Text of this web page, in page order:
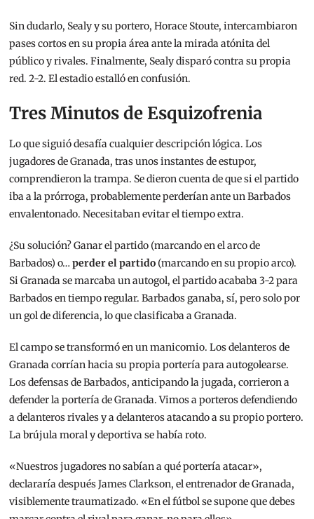
Sin dudarlo, Sealy y su portero, Horace Stoute, intercambiaron
pases cortos en su propia área ante la mirada atónita del
público y rivales. Finalmente, Sealy disparó contra su propia
red. 2-2. El estadio estalló en confusión.
Tres Minutos de Esquizofrenia
Lo que siguió desafía cualquier descripción lógica. Los
jugadores de Granada, tras unos instantes de estupor,
comprendieron la trampa. Se dieron cuenta de que si el partido
iba a la prórroga, probablemente perderían ante un Barbados
envalentonado. Necesitaban evitar el tiempo extra.
¿Su solución? Ganar el partido (marcando en el arco de
Barbados) o…perder el partido (marcando en su propio arco).
Si Granada se marcaba un autogol, el partido acababa 3-2 para
Barbados en tiempo regular. Barbados ganaba, sí, pero solo por
un gol de diferencia, lo que clasificaba a Granada.
El campo se transformó en un manicomio. Los delanteros de
Granada corrían hacia su propia portería para autogolearse.
Los defensas de Barbados, anticipando la jugada, corrieron a
defender la portería de Granada. Vimos a porteros defendiendo
a delanteros rivales y a delanteros atacando a su propio portero.
La brújula moral y deportiva se había roto.
«Nuestros jugadores no sabían a qué portería atacar»,
declararía después James Clarkson, el entrenador de Granada,
visiblemente traumatizado. «En el fútbol se supone que debes